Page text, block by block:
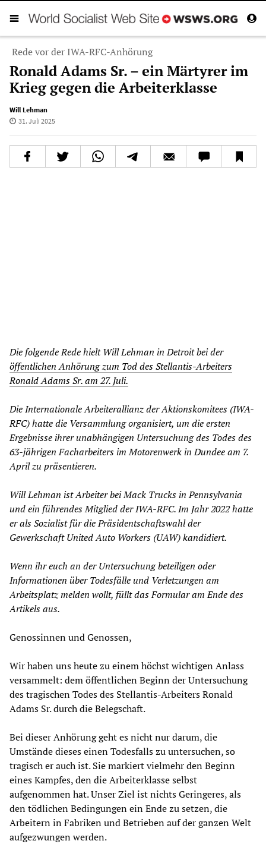
Rede vor der IWA-RFC-Anhörung
Ronald Adams Sr. – ein Märtyrer im
Krieg gegen die Arbeiterklasse
Will Lehman
31. Juli 2025
Die folgende Rede hielt Will Lehman in Detroit bei der
öffentlichen Anhörung zum Tod des Stellantis-Arbeiters
Ronald Adams Sr. am 27. Juli.
Die Internationale Arbeiterallianz der Aktionskomitees (IWA-
RFC) hatte die Versammlung organisiert, um die ersten
Ergebnisse ihrer unabhängigen Untersuchung des Todes des
63-jährigen Facharbeiters im Motorenwerk in Dundee am 7.
April zu präsentieren.
Will Lehman ist Arbeiter bei Mack Trucks in Pennsylvania
und ein führendes Mitglied der IWA-RFC. Im Jahr 2022 hatte
er als Sozialist für die Präsidentschaftswahl der
Gewerkschaft United Auto Workers (UAW) kandidiert.
Wenn ihr euch an der Untersuchung beteiligen oder
Informationen über Todesfälle und Verletzungen am
Arbeitsplatz melden wollt, füllt das Formular am Ende des
Artikels aus.
Genossinnen und Genossen,
Wir haben uns heute zu einem höchst wichtigen Anlass
versammelt: dem öffentlichen Beginn der Untersuchung
des tragischen Todes des Stellantis-Arbeiters Ronald
Adams Sr. durch die Belegschaft.
Bei dieser Anhörung geht es nicht nur darum, die
Umstände dieses einen Todesfalls zu untersuchen, so
tragisch er auch ist. Sie markiert vielmehr den Beginn
eines Kampfes, den die Arbeiterklasse selbst
aufgenommen hat. Unser Ziel ist nichts Geringeres, als
den tödlichen Bedingungen ein Ende zu setzen, die
Arbeitern in Fabriken und Betrieben auf der ganzen Welt
aufgezwungen werden.